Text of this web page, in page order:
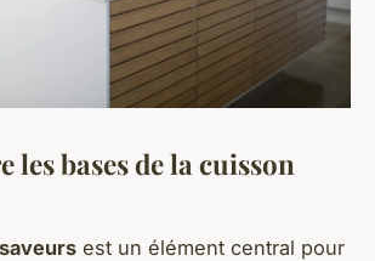
les bases de la cuisson
est un élément central pour